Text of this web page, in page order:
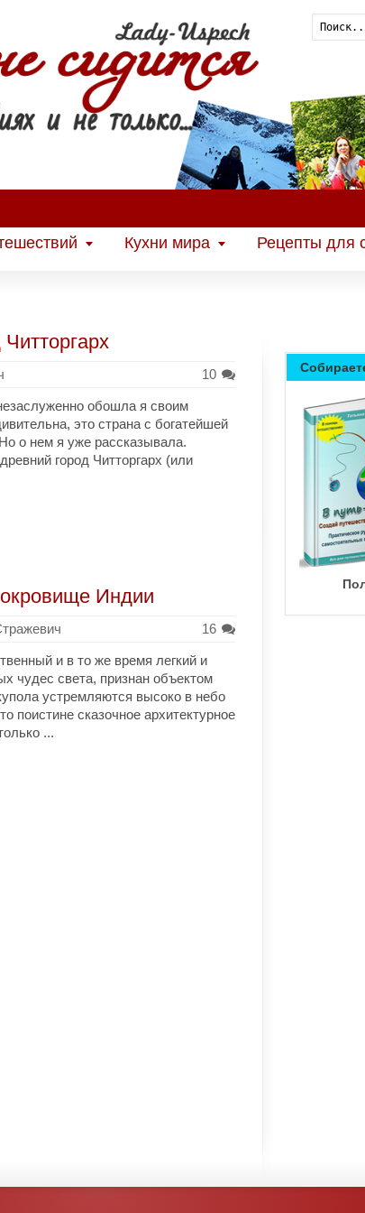
Кухни мира Рецепты для
10
обошла я своим
это страна с богатейшей
о нем я уже рассказывала.
город Читторгарх (или
Индии
16
и в то же время легкий и
чудес света, признан объектом
устремляются высоко в небо
поистине сказочное архитектурное
...